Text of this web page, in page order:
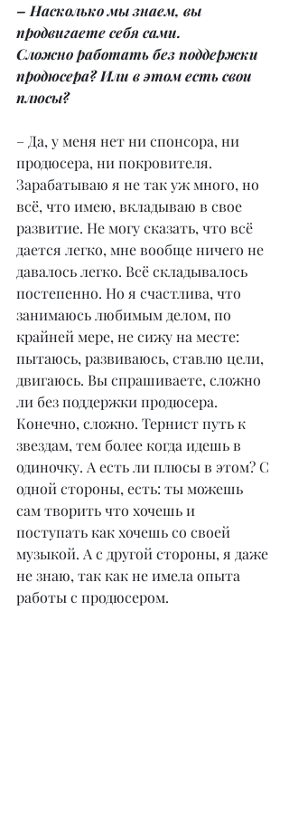
– Насколько мы знаем, вы
продвигаете себя сами.
Сложно работать без поддержки
продюсера? Или в этом есть свои
плюсы?
– Да, у меня нет ни спонсора, ни
продюсера, ни покровителя.
Зарабатываю я не так уж много, но
всё, что имею, вкладываю в свое
развитие. Не могу сказать, что всё
дается легко, мне вообще ничего не
давалось легко. Всё складывалось
постепенно. Но я счастлива, что
занимаюсь любимым делом, по
крайней мере, не сижу на месте:
пытаюсь, развиваюсь, ставлю цели,
двигаюсь. Вы спрашиваете, сложно
ли без поддержки продюсера.
Конечно, сложно. Тернист путь к
звездам, тем более когда идешь в
одиночку. А есть ли плюсы в этом? С
одной стороны, есть: ты можешь
сам творить что хочешь и
поступать как хочешь со своей
музыкой. А с другой стороны, я даже
не знаю, так как не имела опыта
работы с продюсером.